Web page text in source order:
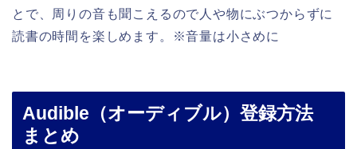
とで、周りの音も聞こえるので人や物にぶつからずに
読書の時間を楽しめます。※音量は小さめに
Audible（オーディブル）登録方法
まとめ